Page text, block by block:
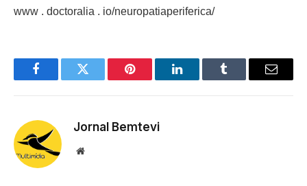
www . doctoralia . io/neuropatiaperiferica/
FacebookTwitter Pinterest LinkedInTumblr Email
Jornal Bemtevi
Website